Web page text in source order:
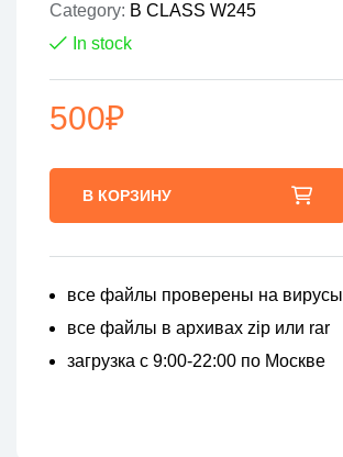
Category: B CLASS W245
In stock
500₽
В КОРЗИНУ
все файлы проверены на вирусы
все файлы в архивах zip или rar
загрузка с 9:00-22:00 по Москве